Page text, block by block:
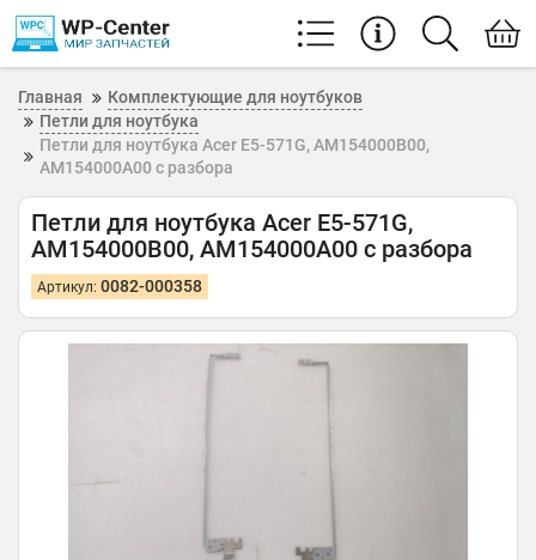
Главная
Комплектующие для ноутбуков
Петли для ноутбука
Петли для ноутбука Acer E5-571G, AM154000B00,
AM154000A00 с разбора
Петли для ноутбука Acer E5-571G,
AM154000B00, AM154000A00 с разбора
Артикул: 0082-000358